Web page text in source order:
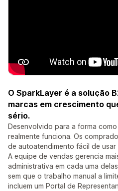
O SparkLayer é a solução
marcas em crescimento
sério.
Desenvolvido para a forma
realmente funciona. Os
de autoatendimento fácil de
A equipe de vendas gerencia
administrativa em cada uma
sem que o trabalho manual a
incluem um Portal de